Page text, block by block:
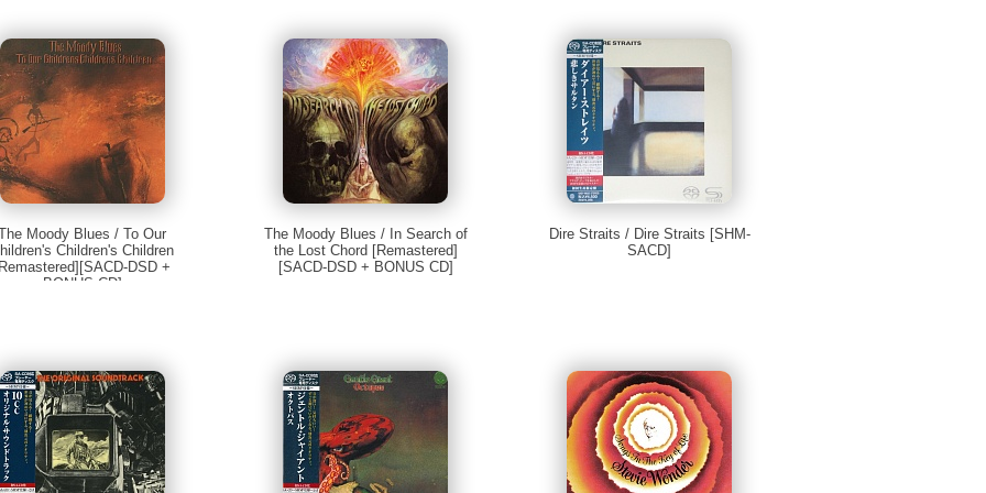
Moody Blues / To Our
Children's Children
DSD +
BONUS CD]
The Moody Blues / In Search of
the Lost Chord [Remastered]
[SACD-DSD + BONUS CD]
Dire Straits / Dire Straits [SHM-
SACD]